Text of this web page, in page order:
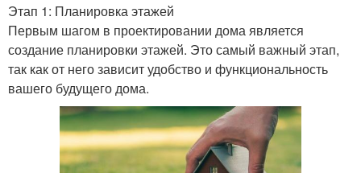
Этап 1: Планировка этажей
Первым шагом в проектировании дома является
создание планировки этажей. Это самый важный этап,
так как от него зависит удобство и функциональность
вашего будущего дома.